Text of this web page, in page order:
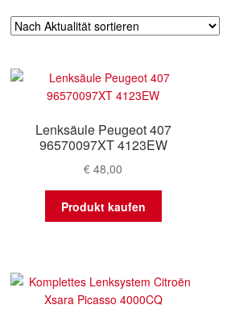
Lenksäule Peugeot 407
96570097XT 4123EW
€ 48,00
Produkt kaufen